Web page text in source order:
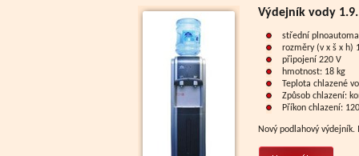
Výdejník vody
střední
rozměry (v x š x h)
připojení 220 V
hmotnost: 18 kg
Teplota chlazené
Způsob chlazení:
Příkon chlazení:
Nový podlahový